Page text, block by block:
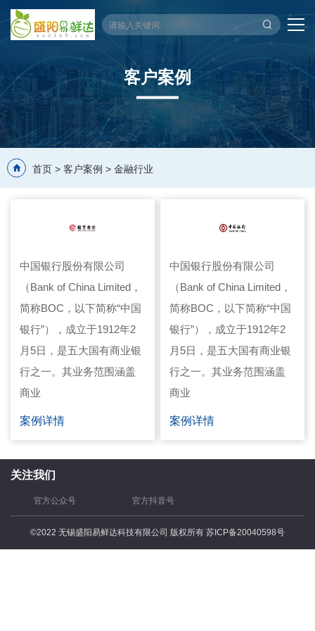
客户案例
首页 > 客户案例 > 金融行业
中国银行股份有限公司
（Bank of China Limited，
简称BOC，以下简称“中国
银行”），成立于1912年2
月5日，是五大国有商业银
行之一。其业务范围涵盖
商业
案例详情
中国银行股份有限公司
（Bank of China Limited，
简称BOC，以下简称“中国
银行”），成立于1912年2
月5日，是五大国有商业银
行之一。其业务范围涵盖
商业
案例详情
关注我们
官方公众号 官方抖音号
©2022 无锡盛阳易鲜达科技有限公司 版权所有 苏ICP备20040598号